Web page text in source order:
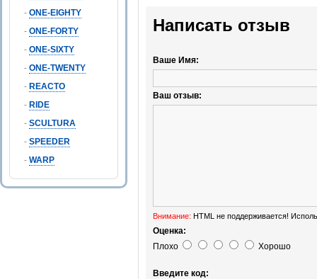
- ONE-EIGHTY
- ONE-FORTY
- ONE-SIXTY
- ONE-TWENTY
- REACTO
- RIDE
- SCULTURA
- SPEEDER
- WARP
Написать отзыв
Ваше Имя:
Ваш отзыв:
Внимание: HTML не поддерживается!
Оценка:
Плохо
Хорошо
Введите код: